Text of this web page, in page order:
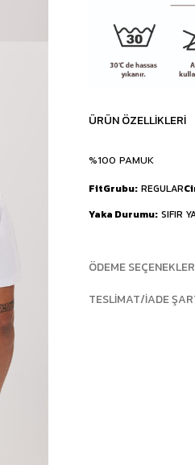
ÜRÜN ÖZELLIKLERI
%100 PAMUK
FitGrubu REGULAR
Yaka Durumu SIFIR
ÖDEME
TESLIMAT/İADE